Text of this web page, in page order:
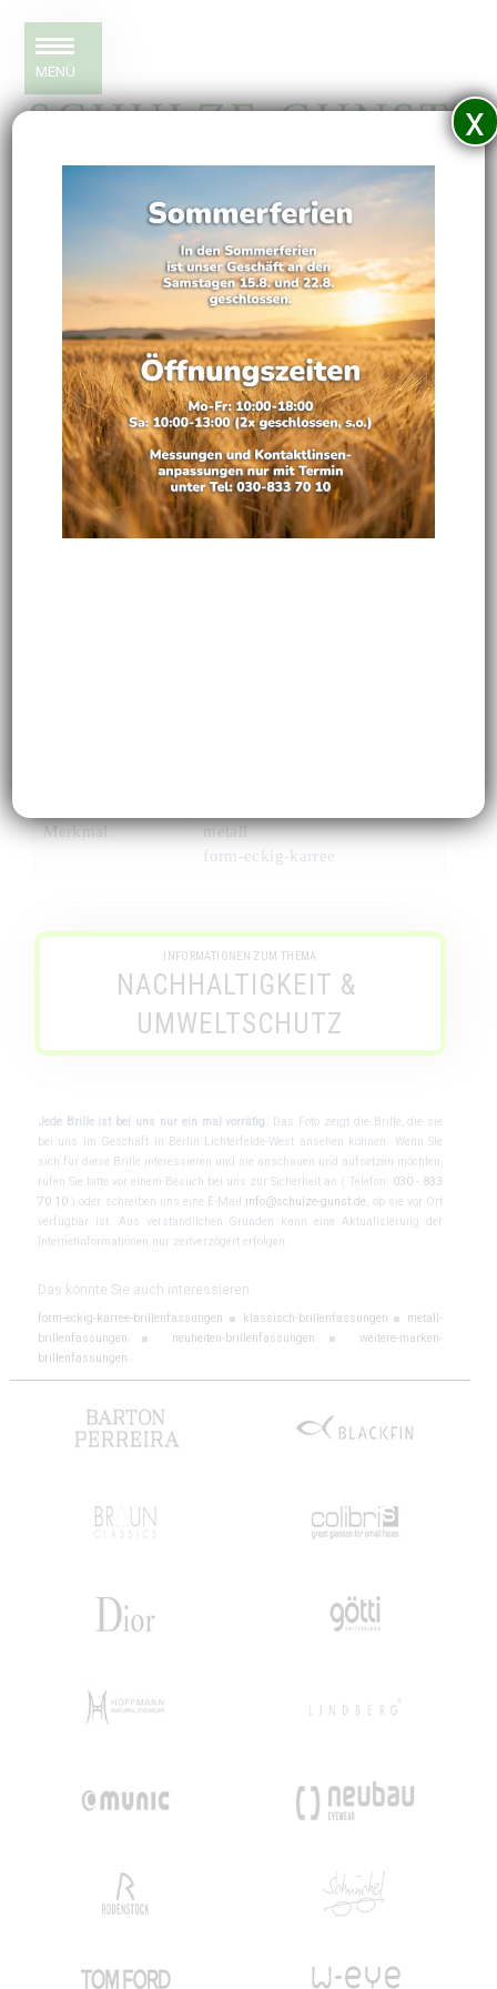
⇈
BARTON-PERREIRA
Merkmal
metall
form-eckig-karree
INFORMATIONEN ZUM THEMA
NACHHALTIGKEIT &
UMWELTSCHUTZ
Jede Brille ist bei uns nur ein mal vorrätig.
Das Foto zeigt die Brille, die sie
bei uns im Geschäft in Berlin Lichterfelde-West ansehen können. Wenn Sie
sich für diese Brille interessieren und sie anschauen und aufsetzen möchten,
rufen Sie bitte vor einem Besuch bei uns zur Sicherheit an ( Telefon: 030 - 833
70 10) oder schreiben uns eine E-Mail info@schulze-gunst.de , ob sie vor Ort
verfügbar ist. Aus verständlichen Gründen kann eine Aktualisierung der
Internetinformationen nur zeitverzögert erfolgen.
Das könnte Sie auch interessieren:
form-eckig-karree-brillenfassungen ■ klassisch-brillenfassungen ■ metall-
brillenfassungen ■ neuheiten-brillenfassungen ■weitere-marken-
brillenfassungen
MENÜ
x